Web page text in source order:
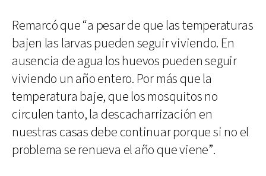
Remarcó que “a pesar de que las temperaturas
bajen las larvas pueden seguir viviendo. En
ausencia de agua los huevos pueden seguir
viviendo un año entero. Por más que la
temperatura baje, que los mosquitos no
circulen tanto, la descacharrización en
nuestras casas debe continuar porque si no el
problema se renueva el año que viene”.